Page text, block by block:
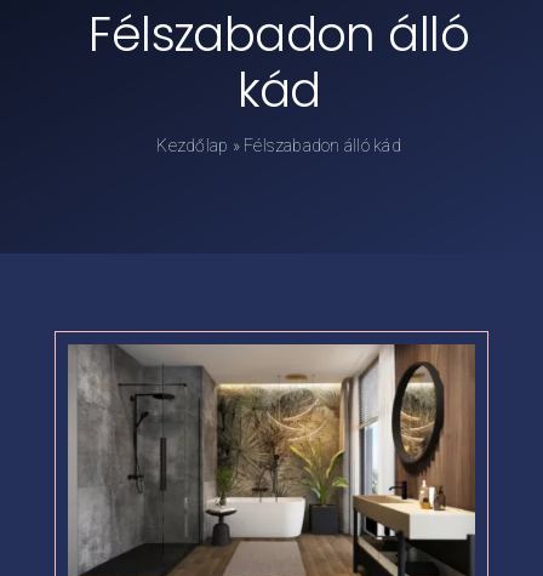
Kádpróba
Prestige-ről
Félszabadon álló
kád
Kezdőlap » Félszabadon álló kád